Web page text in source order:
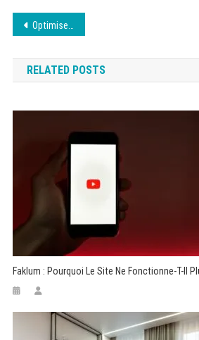
Navigation
de
l’article
Optimisez vos téléchargements avec ces conseils
RELATED POSTS
Faklum : Pourquoi Le Site Ne Fonctionne-T-Il